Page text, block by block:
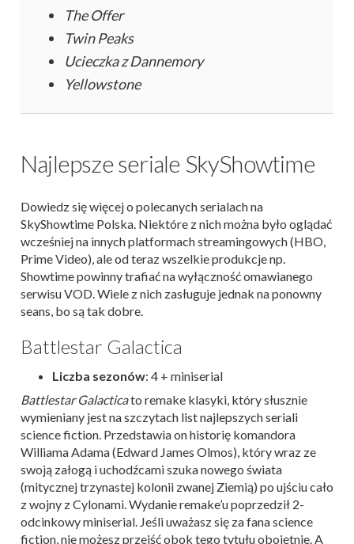
The Offer
Twin Peaks
Ucieczka z Dannemory
Yellowstone
Najlepsze seriale SkyShowtime
Dowiedz się więcej o polecanych serialach na
SkyShowtime Polska. Niektóre z nich można było oglądać
wcześniej na innych platformach streamingowych (HBO,
Prime Video), ale od teraz wszelkie produkcje np.
Showtime powinny trafiać na wyłączność omawianego
serwisu VOD. Wiele z nich zasługuje jednak na ponowny
seans, bo są tak dobre.
Battlestar Galactica
Liczba sezonów: 4 + miniserial
Battlestar Galacticato remake klasyki, który słusznie
wymieniany jest na szczytach list najlepszych seriali
science fiction. Przedstawia on historię komandora
Williama Adama (Edward James Olmos), który wraz ze
swoją załogą i uchodźcami szuka nowego świata
(mitycznej trzynastej kolonii zwanej Ziemią) po ujściu cało
z wojny z Cylonami. Wydanie remake’u poprzedził 2-
odcinkowy miniserial. Jeśli uważasz się za fana science
fiction, nie możesz przejść obok tego tytułu obojętnie. A